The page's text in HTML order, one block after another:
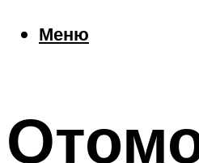
Еда
Меню
Меню